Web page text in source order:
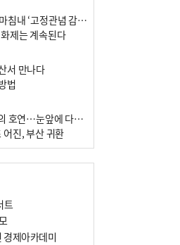
비바람 견뎌낸 그의 회화…마침내 ‘고정관념 감옥’서 해방
제는 계속된다
서 만나다
법
붉은 빛 조명, 배우·합창단의 호연…눈앞에 다가온 부산오페라하우스
진, 부산 귀환
다 外
름 外
알고 있나요
트
경제아카데미